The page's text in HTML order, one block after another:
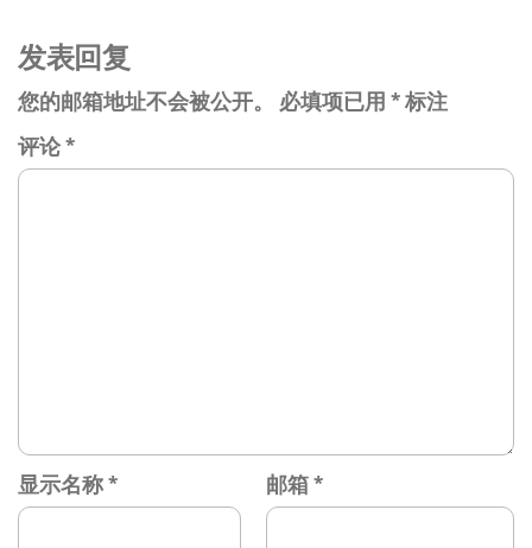
发表回复
您的邮箱地址不会被公开。 必填项已用 *标注
评论*
显示名称* 邮箱*